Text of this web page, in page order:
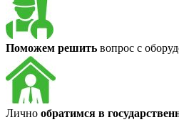
Поможем решить вопрос с
Лично обратимся в